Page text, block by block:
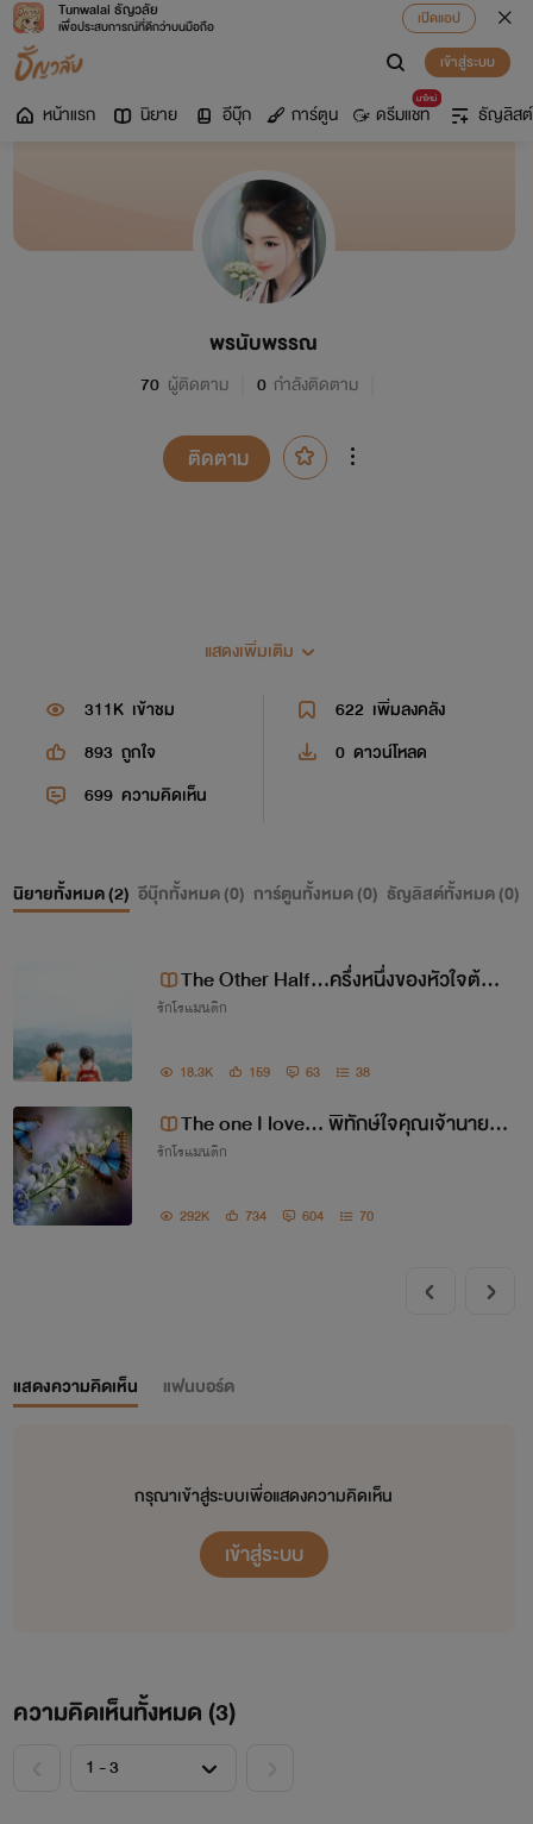
Tunwalai ธัญวลัย
เพื่อประสบการณ์ที่ดีกว่าบนมือถือ
เปิดแอป
เข้าสู่ระบบ
หน้าแรก นิยาย อีบุ๊ก การ์ตูน
มาใหม่
ดรีมแชท ธัญลิสต์
พรนับพรรณ
70 ผู้ติดตาม 0 กำลังติดตาม
ติดตาม
แสดงเพิ่มเติม
311K เข้าชม 622 เพิ่มลงคลัง
893 ถูกใจ 0 ดาวน์โหลด
699 ความคิดเห็น
นิยายทั้งหมด (2) อีบุ๊กทั้งหมด (0) การ์ตูนทั้งหมด (0) ธัญลิสต์ทั้งหมด (0)
The Other Half...ครึ่งหนึ่งของหัวใจต้องใ
ช่เธอ
รักโรแมนติก
18.3K 159 63 38
The one I love... พิทักษ์ใจคุณเจ้านายที่รั
ก
รักโรแมนติก
292K 734 604 70
แสดงความคิดเห็น แฟนบอร์ด
กรุณาเข้าสู่ระบบเพื่อแสดงความคิดเห็น
เข้าสู่ระบบ
ความคิดเห็นทั้งหมด (3)